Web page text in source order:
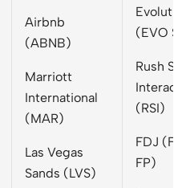
Airbnb
(ABNB)
Marriott
International
(MAR)
Las Vegas
Sands (LVS)
(EVO
Rush
(RSI)
FDJ
FP)